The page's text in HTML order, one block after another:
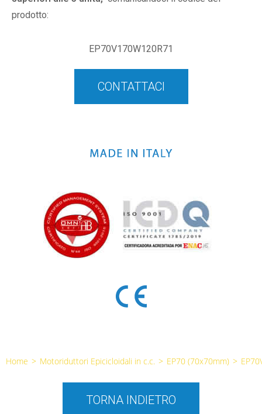
prodotto:
EP70V170W120R71
CONTATTACI
Home > Motoriduttori Epicicloidali in c.c. > EP70 (70x70mm) >
TORNA INDIETRO